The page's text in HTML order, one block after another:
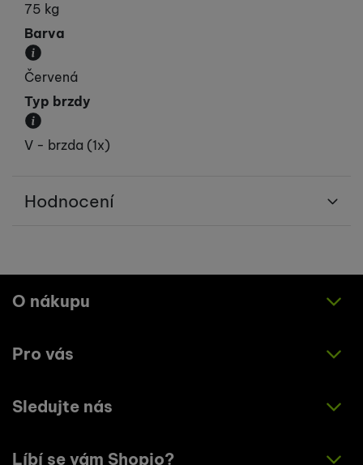
Maximální možné zatížení.
75 kg
Barva
Převládající barva výrobku.
Červená
Typ brzdy
Popisuje typ a počet brzd.
V - brzda (1x)
Hodnocení
Recenze
O nákupu
Jak nakupovat
Zásady ochrany osobních údajů
Pro vás
O nás
Sledujte nás
Instagram
Líbí se vám Shopio?